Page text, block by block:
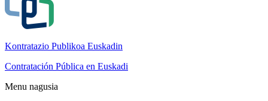
Kontratazio Publikoa Euskadin
Contratación Pública en Euskadi
Menu nagusia